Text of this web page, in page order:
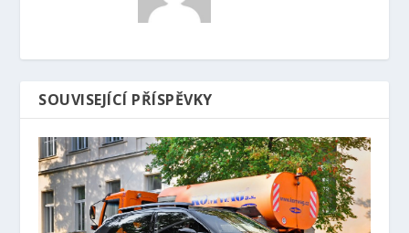
SOUVISEJÍCÍ PŘÍSPĚVKY